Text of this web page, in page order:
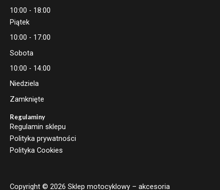
10:00 - 18:00
Piątek
10:00 - 17:00
Sobota
10:00 - 14:00
Niedziela
Zamknięte
Regulaminy
Regulamin sklepu
Polityka prywatności
Polityka Cookies
Copyright © 2026 Sklep motocyklowy – akcesoria